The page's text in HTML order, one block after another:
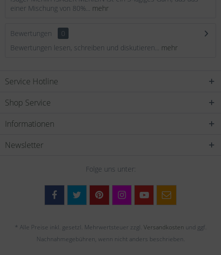
einer Mischung von 80%... mehr
Bewertungen
0
Bewertungen lesen, schreiben und diskutieren... mehr
Service Hotline
Shop Service
Informationen
Newsletter
Folge uns unter:
* Alle Preise inkl. gesetzl. Mehrwertsteuer zzgl. Versandkosten und ggf.
Nachnahmegebühren, wenn nicht anders beschrieben.